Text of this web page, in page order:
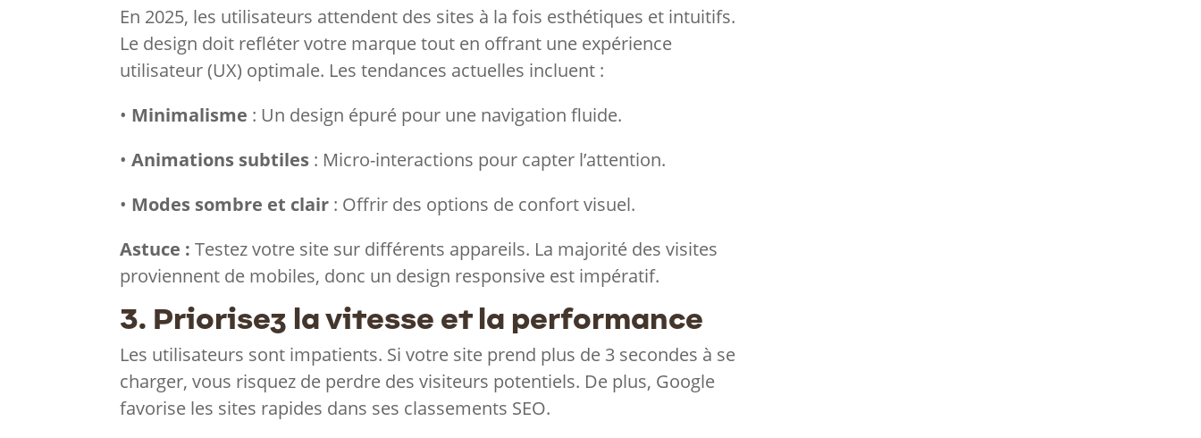
En 2025, les utilisateurs attendent des sites à la fois esthétiques et intuitifs.
Le design doit refléter votre marque tout en offrant une expérience
utilisateur (UX) optimale. Les tendances actuelles incluent :
• Minimalisme : Un design épuré pour une navigation fluide.
•Animations subtiles : Micro-interactions pour capter l’attention.
• Modes sombre et clair : Offrir des options de confort visuel.
Astuce : Testez votre site sur différents appareils. La majorité des visites
proviennent de mobiles, donc un design responsive est impératif.
3. Priorisez la vitesse et la performance
Les utilisateurs sont impatients. Si votre site prend plus de 3 secondes à se
charger, vous risquez de perdre des visiteurs potentiels. De plus, Google
favorise les sites rapides dans ses classements SEO.